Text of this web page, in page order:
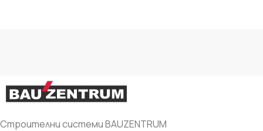
Строителни системи BAUZENTRUM